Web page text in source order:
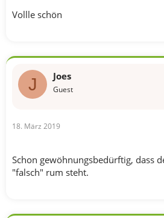
Vollle schön
J Joes
Guest
18. März 2019
Schon gewöhnungsbedürftig, dass
"falsch" rum steht.